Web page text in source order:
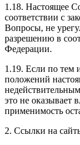
1.18. Настоящее
соответствии с
Вопросы, не
разрешению в
Федерации.
1.19. Если по тем
положений
это не оказывает
применимость
2. Ссылки на